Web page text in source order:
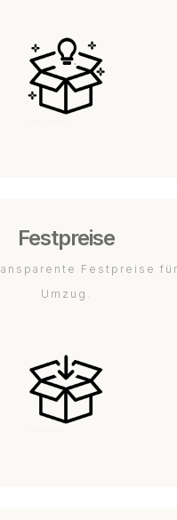
Festpreise
Festpreise
Umzug.